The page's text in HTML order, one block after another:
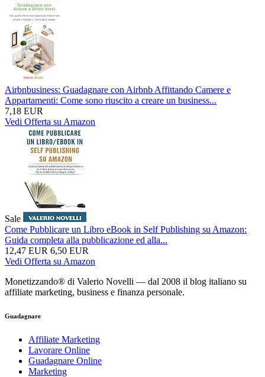
Airbnbusiness: Guadagnare con Airbnb Affittando Camere e
Appartamenti: Come sono riuscito a creare un business...
7,18 EUR
Vedi Offerta su Amazon
Sale
Come Pubblicare un Libro eBook in Self Publishing su Amazon:
Guida completa alla pubblicazione ed alla...
12,47 EUR 6,50 EUR
Vedi Offerta su Amazon
Monetizzando® di Valerio Novelli — dal 2008 il blog italiano su
affiliate marketing, business e finanza personale.
Guadagnare
Affiliate Marketing
Lavorare Online
Guadagnare Online
Marketing